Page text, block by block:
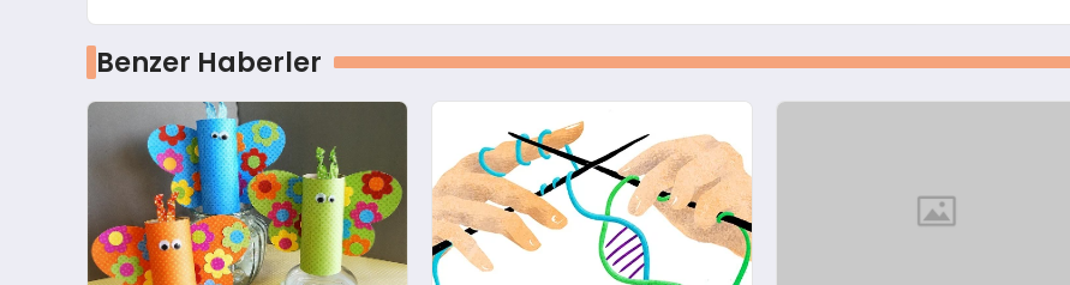
Benzer Haberler